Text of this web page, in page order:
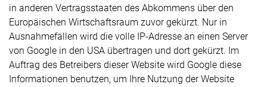
in anderen Vertragsstaaten des Abkommens über den
Europäischen Wirtschaftsraum zuvor gekürzt. Nur in
Ausnahmefällen wird die volle IP-Adresse an einen Server
von Google in den USA übertragen und dort gekürzt. Im
Auftrag des Betreibers dieser Website wird Google diese
Informationen benutzen, um Ihre Nutzung der Website